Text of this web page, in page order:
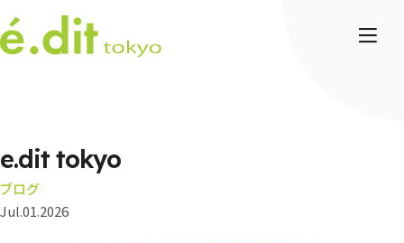
e.dit tokyo
ブログ
Jul.01.2026